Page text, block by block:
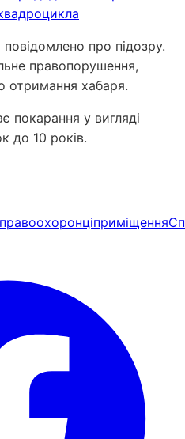
про підозру.
правопорушення,
отримання хабаря.
покарання у вигляді
до 10 років.
правоохоронціприміщення